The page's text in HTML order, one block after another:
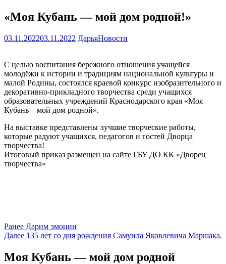
«Моя Кубань — мой дом родной!»
03.11.202203.11.2022 ДарьяНовости
С целью воспитания бережного отношения учащейся
молодёжи к истории и традициям национальной культуры и
малой Родины, состоялся краевой конкурс изобразительного и
декоративно-прикладного творчества среди учащихся
образовательных учреждений Краснодарского края «Моя
Кубань – мой дом родной».
На выставке представлены лучшие творческие работы,
которые радуют учащихся, педагогов и гостей Дворца
творчества!
Итоговый приказ размещен на сайте ГБУ ДО КК «Дворец
творчества»
Навигация
по
записям
Ранее Предыдущая
запись:
Дарим эмоции
Далее Следующая
135 лет со дня рождения Самуила Яковлевича Маршака.
Моя Кубань — мой дом родной